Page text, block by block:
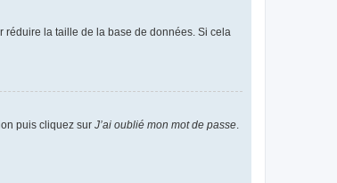
réduire la taille de la base de données. Si cela
puis cliquez sur J’ai oublié mon mot de passe.